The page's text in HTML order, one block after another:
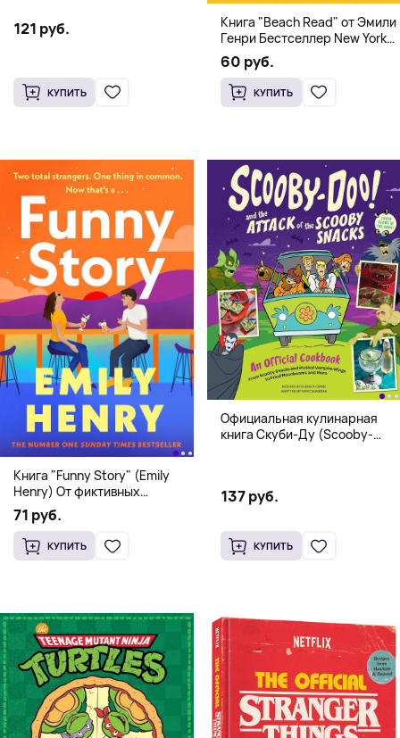
121 руб.
КУПИТЬ
Книга "Beach Read" от Эмили
Генри Бестселлер New York
Times
60 руб.
КУПИТЬ
Книга "Funny Story" (Emily
Henry) От фиктивных
свиданий к реальной любви
71 руб.
КУПИТЬ
Официальная кулинарная
книга Скуби-Ду (Scooby-
137 руб.
КУПИТЬ